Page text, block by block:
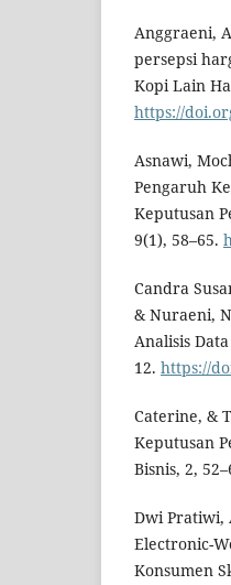
Anggraeni,
persepsi
Kopi Lain
https://
Asnawi,
Pengaruh
Keputusan
9(1), 58–65.
Candra
& Nuraeni,
Analisis
12. https://
Caterine, &
Keputusan
Bisnis, 2,
Dwi Pratiwi,
Electronic-
Konsumen